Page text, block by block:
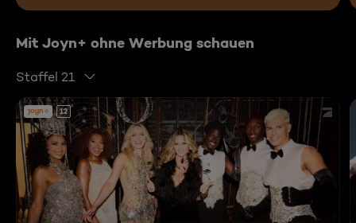
Mit Joyn+ ohne Werbung schauen
Staffel 21
12